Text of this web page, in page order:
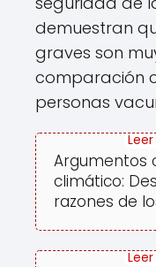
demuestran
graves son
comparación
personas
Argumentos
climático:
razones de